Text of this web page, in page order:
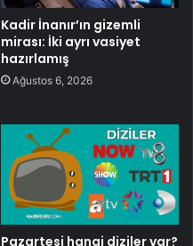
Kadir İnanır’ın gizemli
mirası: İki ayrı vasiyet
hazırlamış
Ağustos 6, 2026
Pazartesi hangi diziler var?